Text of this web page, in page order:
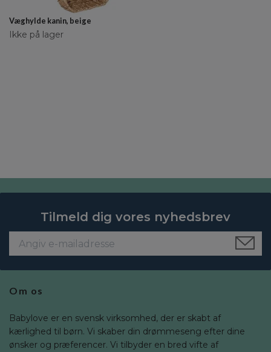
Væghylde kanin, beige
Ikke på lager
Tilmeld dig vores nyhedsbrev
Om os
Babylove er en svensk virksomhed, der er skabt af
kærlighed til børn. Vi skaber din drømmeseng efter dine
ønsker og præferencer. Vi tilbyder en bred vifte af